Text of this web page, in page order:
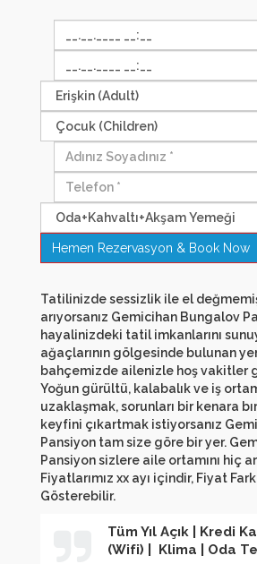
Tatilinizde sessizlik ile el
arıyorsanız Gemicihan Bungalov
hayalinizdeki tatil imkanlarını
ağaçlarının gölgesinde bulunan
bahçemizde ailenizle hoş vakitler
Yoğun gürültü, kalabalık ve iş
uzaklaşmak, sorunları bir kenara
keyfini çıkartmak istiyorsanız
Pansiyon tam size göre bir yer.
Pansiyon sizlere aile ortamını hiç
Fiyatlarımız xx ayı içindir, Fiyat
Gösterebilir.
Tüm Yıl Açık | Kredi
(Wifi) | Klima | Oda